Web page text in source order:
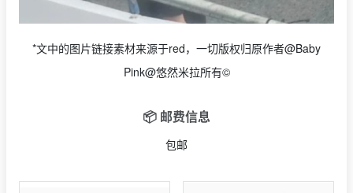
*文中的图片链接素材来源于red，一切版权归原作者@Baby
Pink@悠然米拉所有©
📦 邮费信息
包邮